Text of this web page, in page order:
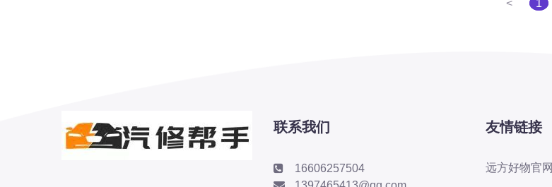
本田-东风本田
本田-广州本田
< 1
联系我们
16606257504
友情链接
远方好物官网